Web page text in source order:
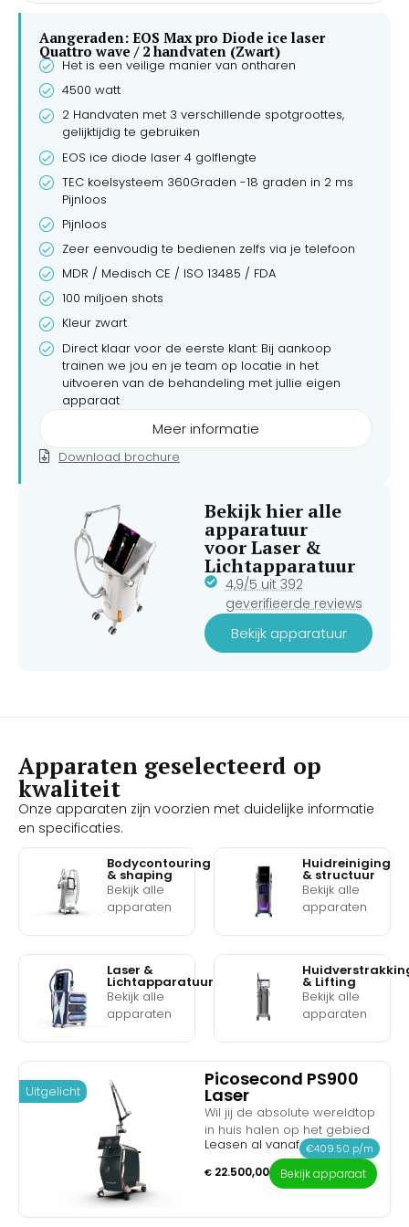
Aangeraden: EOS Max pro Diode ice laser
Quattro wave / 2 handvaten (Zwart)
Het is een veilige manier van ontharen
4500 watt
2 Handvaten met 3 verschillende spotgroottes,
gelijktijdig te gebruiken
EOS ice diode laser 4 golflengte
TEC koelsysteem 360Graden -18 graden in 2 ms
Pijnloos
Pijnloos
Zeer eenvoudig te bedienen zelfs via je telefoon
MDR / Medisch CE / ISO 13485 / FDA
100 miljoen shots
Kleur zwart
Direct klaar voor de eerste klant: Bij aankoop
trainen we jou en je team op locatie in het
uitvoeren van de behandeling met jullie eigen
apparaat
Meer informatie
Download brochure
Bekijk hier alle
apparatuur
voor Laser &
Lichtapparatuur
4,9/5 uit 392
geverifieerde reviews
Bekijk apparatuur
Apparaten geselecteerd op
kwaliteit
Onze apparaten zijn voorzien met duidelijke informatie
en specificaties.
Bodycontouring
& shaping
Bekijk alle
apparaten
Huidreiniging
& structuur
Bekijk alle
apparaten
Laser &
Lichtapparatuur
Bekijk alle
apparaten
& Lifting
Bekijk alle
apparaten
Picosecond PS900
Laser
Wil jij de absolute wereldtop
in huis halen op het gebied
van inktverwijdering en
huidrevitalisatie? Maak
kennis met de Picosecond
Leasen al vanaf €409.50 p/m
€ 22.500,00 Bekijk apparaat
Uitgelicht